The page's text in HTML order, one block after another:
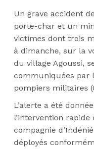
Un grave accident
porte-char et un
victimes dont trois
à dimanche, sur la
du village Agoussi,
communiquées par
pompiers militaires
L’alerte a été
l’intervention rapide
compagnie
déployés